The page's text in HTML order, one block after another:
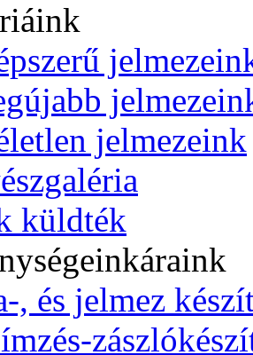
jelmezeink
küldték
áraink
, és jelmez